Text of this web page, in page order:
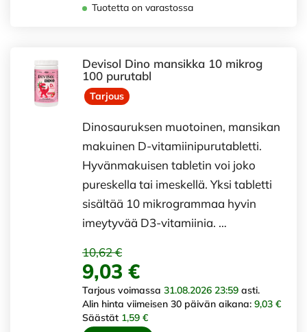
Tuotetta on varastossa
Devisol Dino mansikka 10 mikrog
100 purutabl
Tarjous
Dinosauruksen muotoinen, mansikan
makuinen D-vitamiinipurutabletti.
Hyvänmakuisen tabletin voi joko
pureskella tai imeskellä. Yksi tabletti
sisältää 10 mikrogrammaa hyvin
imeytyvää D3-vitamiinia. …
10,62 €
9,03 €
Tarjous voimassa 31.08.2026 23:59 asti.
Alin hinta viimeisen 30 päivän aikana: 9,03 €
Säästät 1,59 €